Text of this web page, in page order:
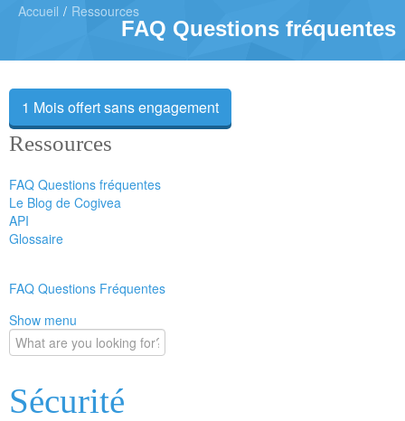
Accueil / Ressources
FAQ Questions fréquentes
1 Mois offert sans engagement
Ressources
FAQ Questions fréquentes
Le Blog de Cogivea
API
Glossaire
FAQ Questions Fréquentes
Show menu
Sécurité